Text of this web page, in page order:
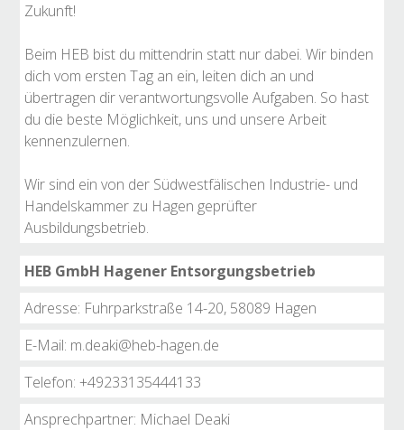
Zukunft!
Beim HEB bist du mittendrin statt nur dabei. Wir binden
dich vom ersten Tag an ein, leiten dich an und
übertragen dir verantwortungsvolle Aufgaben. So hast
du die beste Möglichkeit, uns und unsere Arbeit
kennenzulernen.
Wir sind ein von der Südwestfälischen Industrie- und
Handelskammer zu Hagen geprüfter
Ausbildungsbetrieb.
HEB GmbH Hagener Entsorgungsbetrieb
Adresse: Fuhrparkstraße 14-20, 58089 Hagen
E-Mail: m.deaki@heb-hagen.de
Telefon: +49233135444133
Ansprechpartner: Michael Deaki